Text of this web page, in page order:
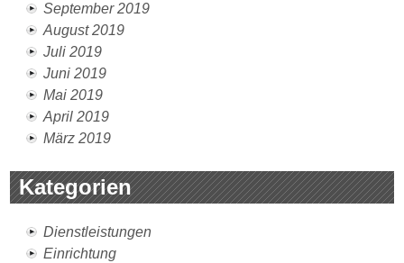
September 2019
August 2019
Juli 2019
Juni 2019
Mai 2019
April 2019
März 2019
Kategorien
Dienstleistungen
Einrichtung